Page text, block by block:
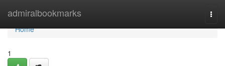
admiralbookmarks
Home
Home
1